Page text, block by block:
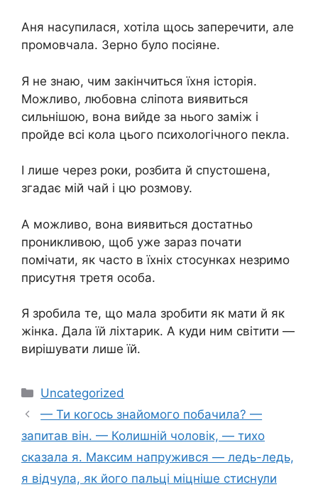
Аня насупилася, хотіла щось заперечити, але
промовчала. Зерно було посіяне.
Я не знаю, чим закінчиться їхня історія.
Можливо, любовна сліпота виявиться
сильнішою, вона вийде за нього заміж і
пройде всі кола цього психологічного пекла.
І лише через роки, розбита й спустошена,
згадає мій чай і цю розмову.
А можливо, вона виявиться достатньо
проникливою, щоб уже зараз почати
помічати, як часто в їхніх стосунках незримо
присутня третя особа.
Я зробила те, що мала зробити як мати й як
жінка. Дала їй ліхтарик. А куди ним світити —
вирішувати лише їй.
Категорії
Uncategorized
— Ти когось знайомого побачила? —
запитав він. — Колишній чоловік, — тихо
сказала я. Максим напружився — ледь-ледь,
я відчула, як його пальці міцніше стиснули